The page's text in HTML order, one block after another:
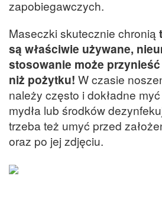
zapobiegawczych.
Maseczki skutecznie chronią
są właściwie używane,
stosowanie może
niż pożytku! W czasie
należy często i dokładne
mydła lub środków
trzeba też umyć przed
oraz po jej zdjęciu.